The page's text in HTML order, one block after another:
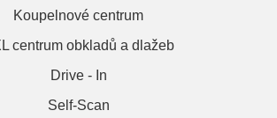
Koupelnové centrum
centrum obkladů a dlažeb
Drive - In
Self-Scan